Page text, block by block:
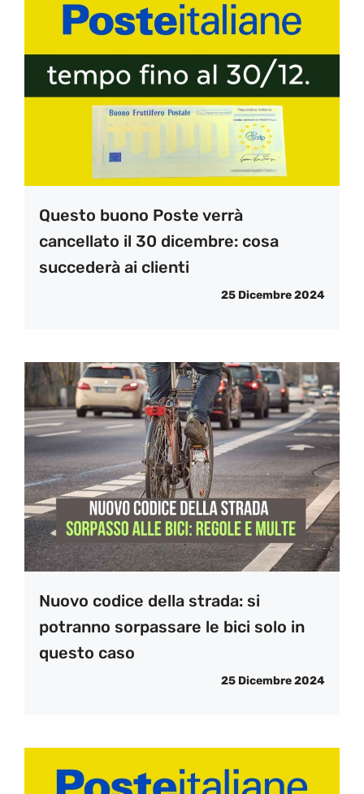
Questo buono Poste verrà
cancellato il 30 dicembre: cosa
succederà ai clienti
25 Dicembre 2024
Nuovo codice della strada: si
potranno sorpassare le bici solo in
questo caso
25 Dicembre 2024